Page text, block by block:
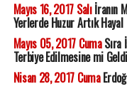
Mayıs 16, 2017 Salıİranın
Yerlerde Huzur Artık Hayal
Mayıs 05, 2017 CumaSıra
Terbiye Edilmesine mi
Nisan 28, 2017 Cuma